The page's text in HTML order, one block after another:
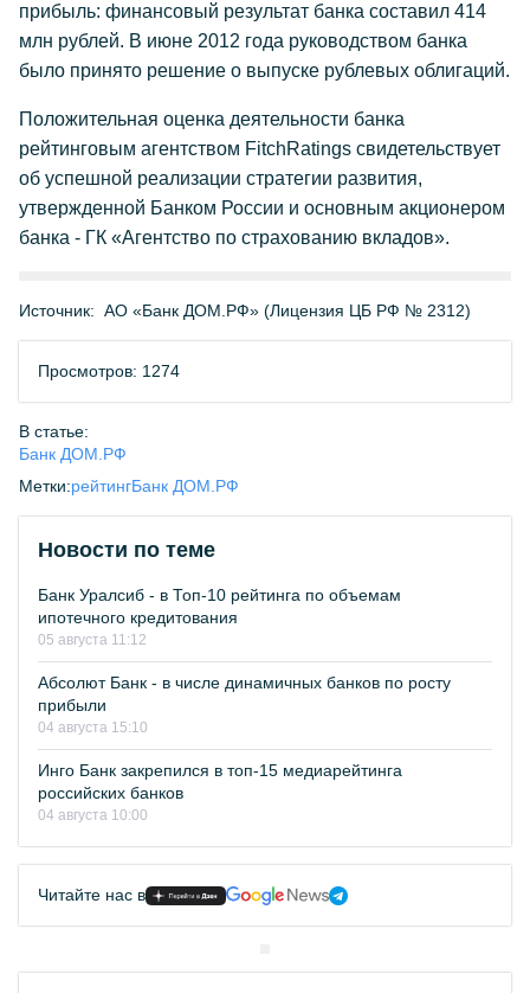
прибыль: финансовый результат банка составил 414
млн рублей. В июне 2012 года руководством банка
было принято решение о выпуске рублевых облигаций.
Положительная оценка деятельности банка
рейтинговым агентством FitchRatings свидетельствует
об успешной реализации стратегии развития,
утвержденной Банком России и основным акционером
банка - ГК «Агентство по страхованию вкладов».
Источник: АО «Банк ДОМ.РФ» (Лицензия ЦБ РФ № 2312)
Просмотров: 1274
В статье:
Банк ДОМ.РФ
Метки:рейтингБанк ДОМ.РФ
Новости по теме
Банк Уралсиб - в Топ-10 рейтинга по объемам
ипотечного кредитования
05 августа 11:12
Абсолют Банк - в числе динамичных банков по росту
прибыли
04 августа 15:10
Инго Банк закрепился в топ-15 медиарейтинга
российских банков
04 августа 10:00
Читайте нас в